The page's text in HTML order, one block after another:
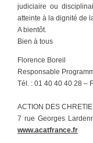
judiciaire ou
atteinte à la dignité de
A bientôt.
Bien à tous
Florence Boreil
Responsable
Tél. : 01 40 40 40 28 –
ACTION DES
7 rue Georges
www.acatfrance.fr